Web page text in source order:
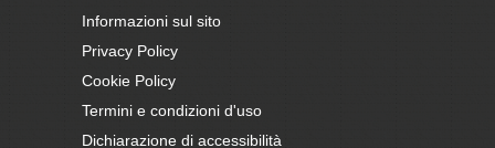
Informazioni sul sito
Privacy Policy
Cookie Policy
Termini e condizioni d'uso
Dichiarazione di accessibilità